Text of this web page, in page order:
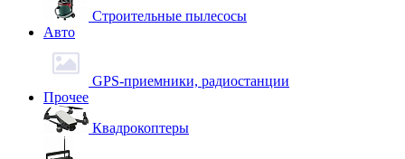
Строительные пылесосы
Авто
GPS-приемники, радиостанции
Прочее
Квадрокоптеры